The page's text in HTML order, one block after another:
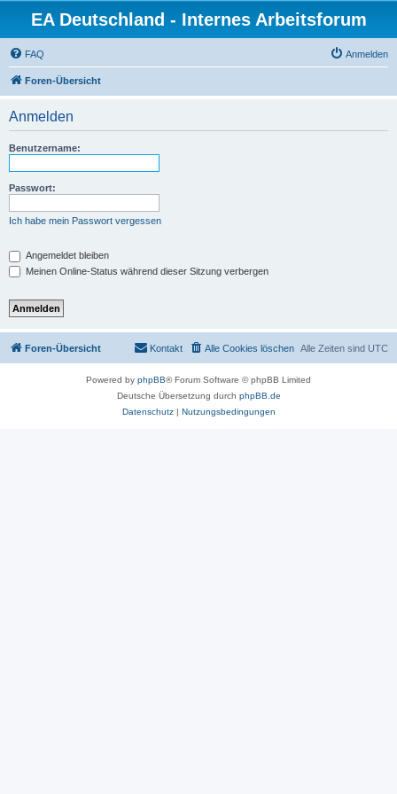
EA Deutschland - Internes Arbeitsforum
FAQ Anmelden
Foren-Übersicht
Anmelden
Benutzername:
Passwort:
Ich habe mein Passwort vergessen
Angemeldet bleiben
Meinen Online-Status während dieser Sitzung verbergen
Foren-Übersicht Alle Zeiten sind UTC
Alle Cookies löschen
Kontakt
Powered by phpBB® Forum Software © phpBB Limited
Deutsche Übersetzung durch phpBB.de
Datenschutz| Nutzungsbedingungen